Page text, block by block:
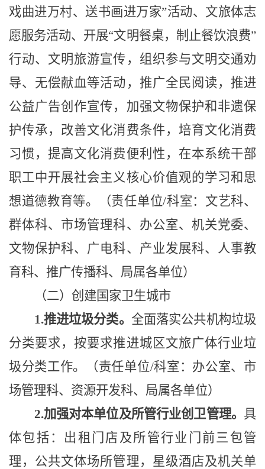
戏曲进万村、送书画进万家”活动、文旅体志
愿服务活动、开展“文明餐桌，制止餐饮浪费”
行动、文明旅游宣传，组织参与文明交通劝
导、无偿献血等活动，推广全民阅读，推进
公益广告创作宣传，加强文物保护和非遗保
护传承，改善文化消费条件，培育文化消费
习惯，提高文化消费便利性，在本系统干部
职工中开展社会主义核心价值观的学习和思
想道德教育等。（责任单位/科室：文艺科、
群体科、市场管理科、办公室、机关党委、
文物保护科、广电科、产业发展科、人事教
育科、推广传播科、局属各单位）
（二）创建国家卫生城市
1.推进垃圾分类。 全面落实公共机构垃圾
分类要求，按要求推进城区文旅广体行业垃
圾分类工作。（责任单位/科室：办公室、市
场管理科、资源开发科、局属各单位）
2.加强对本单位及所管行业创卫管理。 具
体包括：出租门店及所管行业门前三包管
理，公共文体场所管理，星级酒店及机关单